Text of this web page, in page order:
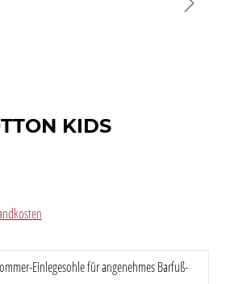
KIDS
Einlegesohle für angenehmes Barfuß-